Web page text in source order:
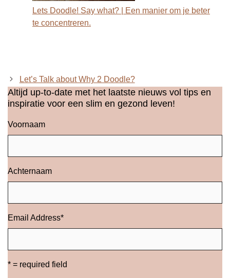
Lets Doodle! Say what? | Een manier om je beter
te concentreren.
Let’s Talk about Why 2 Doodle?
Altijd up-to-date met het laatste nieuws vol tips en
inspiratie voor een slim en gezond leven!
Voornaam
Achternaam
Email Address*
* = required field